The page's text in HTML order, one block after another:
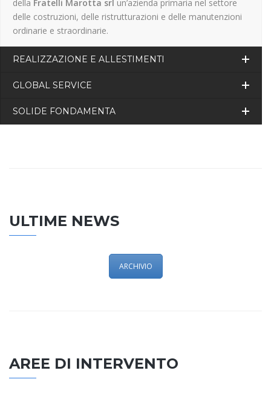
della Fratelli Marotta srl un’azienda primaria nel settore
delle costruzioni, delle ristrutturazioni e delle manutenzioni
ordinarie e straordinarie.
REALIZZAZIONE E ALLESTIMENTI
GLOBAL SERVICE
SOLIDE FONDAMENTA
ULTIME NEWS
ARCHIVIO
AREE DI INTERVENTO